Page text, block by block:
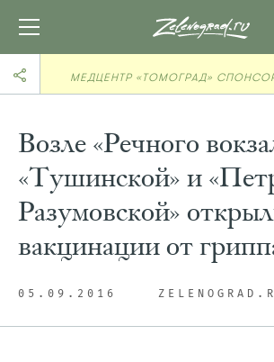
МЕДЦЕНТР «ТОМОГРАД»
Возле «Речного
«Тушинской» и
Разумовской»
вакцинации от
05.09.2016